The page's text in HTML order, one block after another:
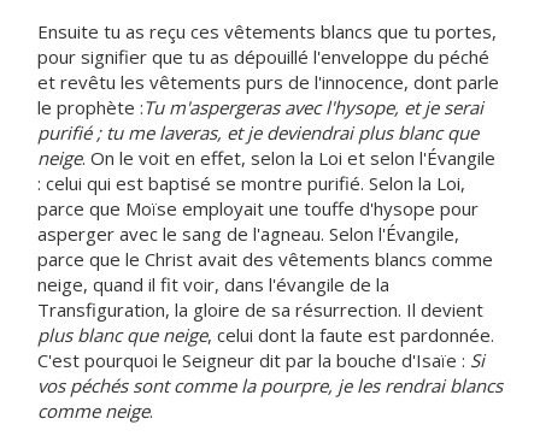
Ensuite tu as reçu ces vêtements blancs que tu portes,
pour signifier que tu as dépouillé l'enveloppe du péché
et revêtu les vêtements purs de l'innocence, dont parle
le prophète :Tu m'aspergeras avec l'hysope, et je serai
purifié ; tu me laveras, et je deviendrai plus blanc que
neige. On le voit en effet, selon la Loi et selon l'Évangile
: celui qui est baptisé se montre purifié. Selon la Loi,
parce que Moïse employait une touffe d'hysope pour
asperger avec le sang de l'agneau. Selon l'Évangile,
parce que le Christ avait des vêtements blancs comme
neige, quand il fit voir, dans l'évangile de la
Transfiguration, la gloire de sa résurrection. Il devient
plus blanc que neige, celui dont la faute est pardonnée.
C'est pourquoi le Seigneur dit par la bouche d'Isaïe : Si
vos péchés sont comme la pourpre, je les rendrai blancs
comme neige.